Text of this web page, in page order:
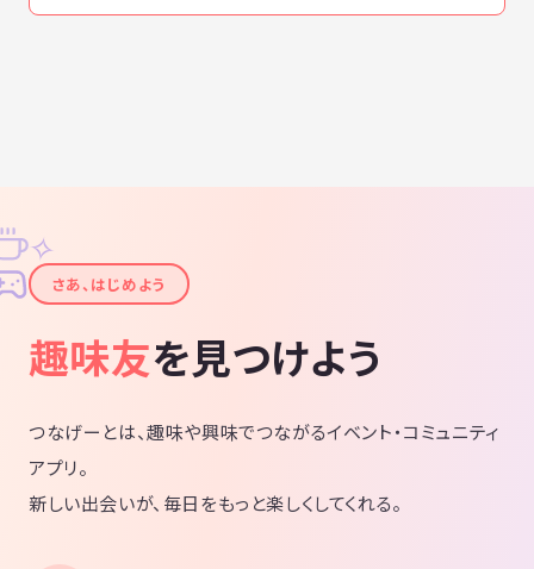
✦
✧
さあ、はじめよう
趣味友を見つけよう
つなげーとは、趣味や興味でつながるイベント・コミュニティ
アプリ。
新しい出会いが、毎日をもっと楽しくしてくれる。